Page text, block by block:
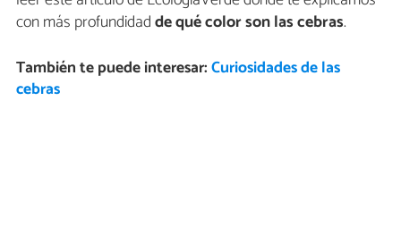
con más profundidadde qué color son las cebras.
También te puede interesar:Curiosidades de las
cebras